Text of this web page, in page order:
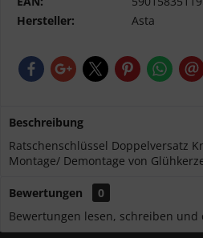
Hersteller:
Asta
Beschreibung
Ratschenschlüssel Doppelversatz
Montage/ Demontage von
Bewertungen
0
Bewertungen lesen, schreiben und